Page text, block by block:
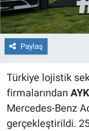
Paylaş
Türkiye lojistik
firmalarından
Mercedes-Benz
gerçekleştirildi. 25